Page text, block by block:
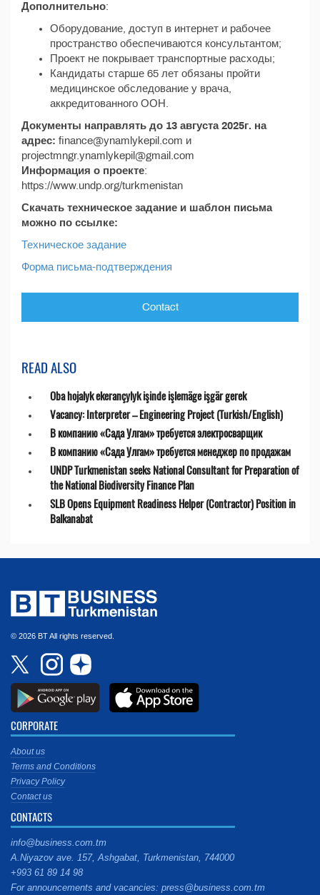
Дополнительно:
Оборудование, доступ в интернет и рабочее
пространство обеспечиваются консультантом;
Проект не покрывает транспортные расходы;
Кандидаты старше 65 лет обязаны пройти
медицинское обследование у врача,
аккредитованного ООН.
Документы направлять до 13 августа 2025г. на
адрес: finance@ynamlykepil.com и
projectmngr.ynamlykepil@gmail.com
Информация о проекте:
https://www.undp.org/turkmenistan
Скачать техническое задание и шаблон письма
можно по ссылке:
Техническое задание
Форма письма-подтверждения
Contact
READ ALSO
Oba hojalyk ekerançylyk işinde işlemäge işgär gerek
Vacancy: Interpreter – Engineering Project (Turkish/English)
В компанию «Сада Улгам» требуется электросварщик
В компанию «Сада Улгам» требуется менеджер по продажам
UNDP Turkmenistan seeks National Consultant for Preparation of
the National Biodiversity Finance Plan
SLB Opens Equipment Readiness Helper (Contractor) Position in
Balkanabat
© 2026 BT All rights reserved.
CORPORATE
About us
Terms and Conditions
Privacy Policy
Contact us
CONTACTS
info@business.com.tm
A.Niyazov ave. 157, Ashgabat, Turkmenistan, 744000
+993 61 89 14 98
For announcements and vacancies: press@business.com.tm